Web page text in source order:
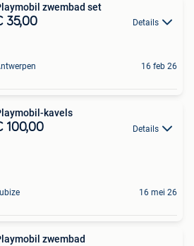
zwembad set
35,00 Details
16 feb 26
kavels
100,00 Details
16 mei 26
zwembad